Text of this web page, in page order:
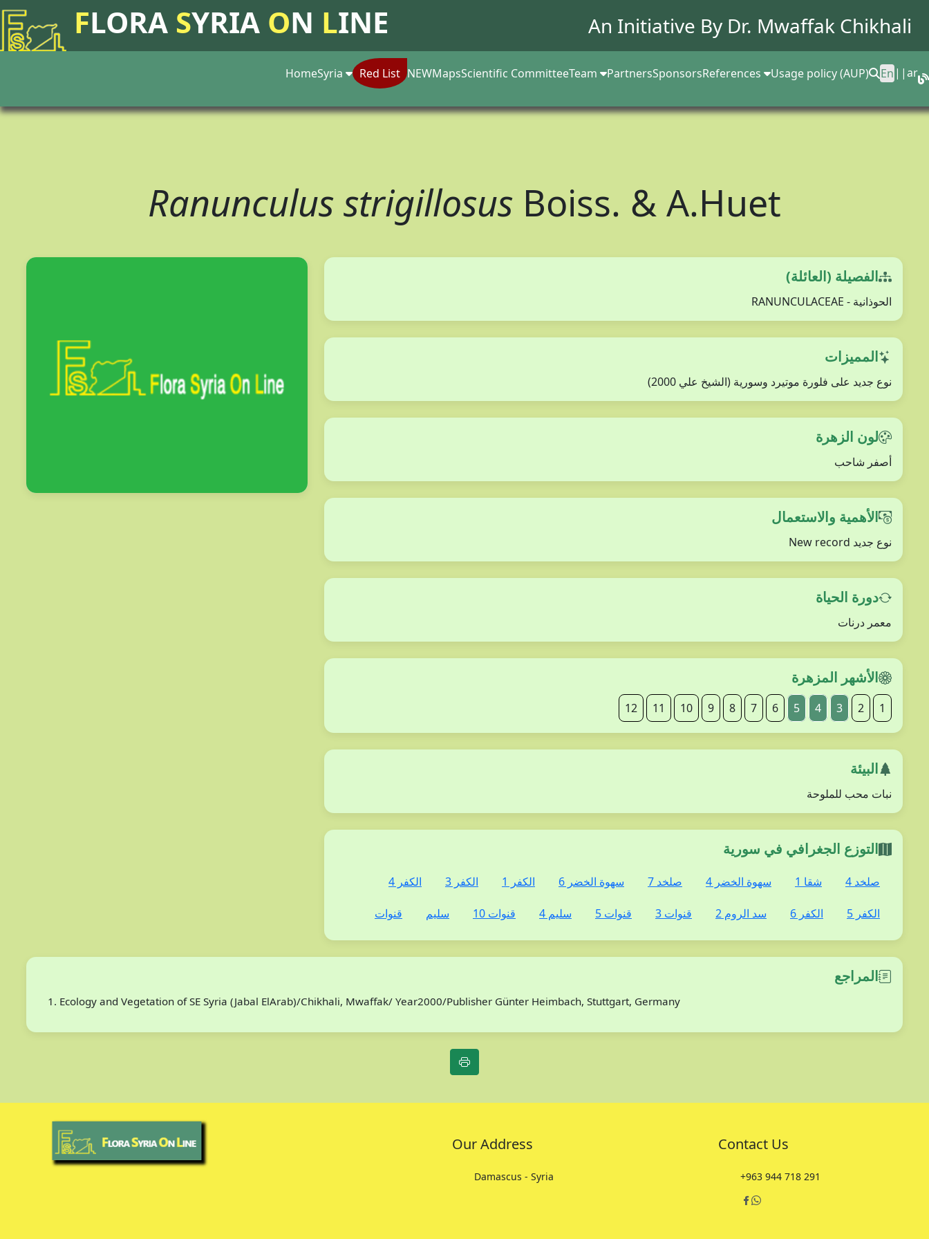
FLORA SYRIA ON LINE An Initiative By Dr. Mwaffak Chikhali
HomeSyria Red List NEWMapsScientific CommitteeTeam PartnersSponsorsReferences Usage policy (AUP) En ||ar
Ranunculus strigillosus Boiss. & A.Huet
الفصيلة (العائلة)
الحوذانية - RANUNCULACEAE
المميزات
نوع جديد على فلورة موتيرد وسورية (الشيخ علي 2000)
لون الزهرة
أصفر شاحب
الأهمية والاستعمال
نوع جديد New record
دورة الحياة
معمر درنات
الأشهر المزهرة
1
2
3
4
5
6
7
8
9
10
11
12
البيئة
نبات محب للملوحة
التوزع الجغرافي في سورية
صلخد 4 شقا 1 سهوة الخضر 4 صلخد 7 سهوة الخضر 6 الكفر 1 الكفر 3 الكفر 4
الكفر 5 الكفر 6 سد الروم 2 قنوات 3 قنوات 5 سليم 4 قنوات 10 سليم قنوات
المراجع
Ecology and Vegetation of SE Syria (Jabal ElArab)/Chikhali, Mwaffak/ Year2000/Publisher Günter Heimbach, Stuttgart, Germany
Our Address
Damascus - Syria
Contact Us
+963 944 718 291